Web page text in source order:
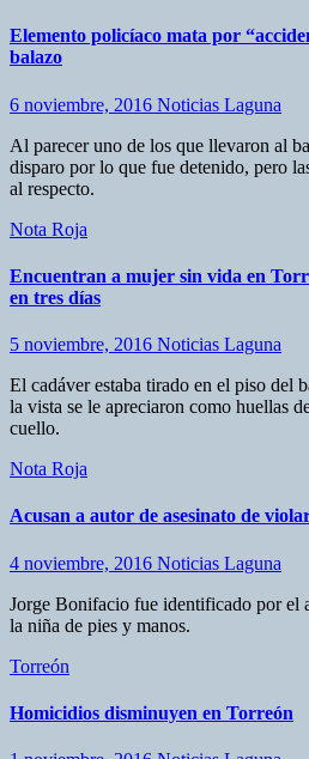
Elemento policíaco mata por
balazo
6 noviembre, 2016 Noticias Laguna
Al parecer uno de los que llevaron al
disparo por lo que fue detenido, pero
al respecto.
Nota Roja
Encuentran a mujer sin vida en
en tres días
5 noviembre, 2016 Noticias Laguna
El cadáver estaba tirado en el piso del
la vista se le apreciaron como huellas
cuello.
Nota Roja
Acusan a autor de asesinato de
4 noviembre, 2016 Noticias Laguna
Jorge Bonifacio fue identificado por el
la niña de pies y manos.
Torreón
Homicidios disminuyen en Torreón